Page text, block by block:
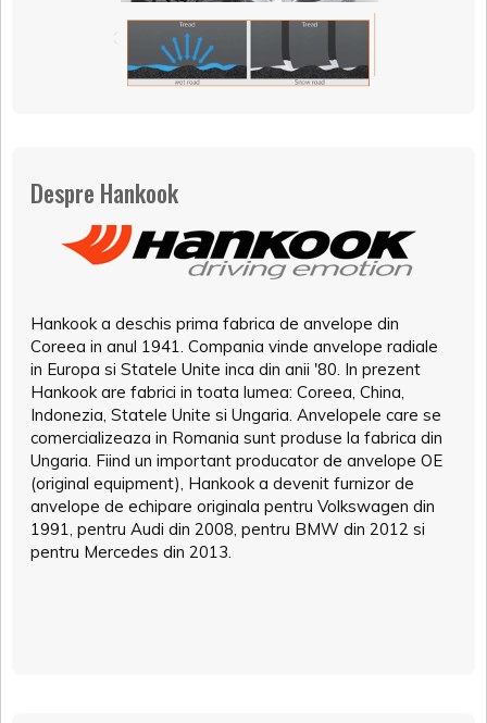
Despre Hankook
Hankook a deschis prima fabrica de anvelope din
Coreea in anul 1941. Compania vinde anvelope radiale
in Europa si Statele Unite inca din anii '80. In prezent
Hankook are fabrici in toata lumea: Coreea, China,
Indonezia, Statele Unite si Ungaria. Anvelopele care se
comercializeaza in Romania sunt produse la fabrica din
Ungaria. Fiind un important producator de anvelope OE
(original equipment), Hankook a devenit furnizor de
anvelope de echipare originala pentru Volkswagen din
1991, pentru Audi din 2008, pentru BMW din 2012 si
pentru Mercedes din 2013.